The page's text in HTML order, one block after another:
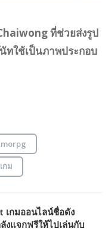
ที่ช่วยส่งรูป
ทใช้เป็นภาพประกอบ
กม
เกมออนไลน์ชื่อดัง
ลังแจกฟรีให้ไปเล่นกับ